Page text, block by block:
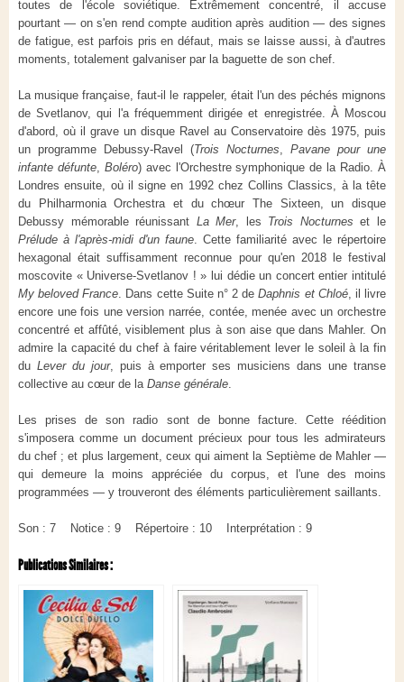
toutes de l'école soviétique. Extrêmement concentré, il accuse
pourtant — on s'en rend compte audition après audition — des signes
de fatigue, est parfois pris en défaut, mais se laisse aussi, à d'autres
moments, totalement galvaniser par la baguette de son chef.
La musique française, faut-il le rappeler, était l'un des péchés mignons
de Svetlanov, qui l'a fréquemment dirigée et enregistrée. À Moscou
d'abord, où il grave un disque Ravel au Conservatoire dès 1975, puis
un programme Debussy-Ravel (Trois Nocturnes
Pavane pour une
infante défunte, Boléro) avec l'Orchestre symphonique de la Radio. À
Londres ensuite, où il signe en 1992 chez Collins Classics, à la tête
du Philharmonia Orchestra et du chœur The Sixteen, un disque
Debussy mémorable réunissant La Mer, les Trois Nocturnes et le
Prélude à l'après-midi d'un faune . Cette familiarité avec le répertoire
hexagonal était suffisamment reconnue pour qu'en 2018 le festival
moscovite « Universe-Svetlanov ! » lui dédie un concert entier intitulé
My beloved France . Dans cette Suite n° 2 deDaphnis et Chloé, il livre
encore une fois une version narrée, contée, menée avec un orchestre
concentré et affûté, visiblement plus à son aise que dans Mahler. On
admire la capacité du chef à faire véritablement lever le soleil à la fin
du Lever du jour, puis à emporter ses musiciens dans une transe
collective au cœur de la Danse générale
Les prises de son radio sont de bonne facture. Cette réédition
s'imposera comme un document précieux pour tous les admirateurs
du chef ; et plus largement, ceux qui aiment la Septième de Mahler —
qui demeure la moins appréciée du corpus, et l'une des moins
programmées — y trouveront des éléments particulièrement saillants.
Son : 7 Notice : 9 Répertoire : 10 Interprétation : 9
Publications Similaires :